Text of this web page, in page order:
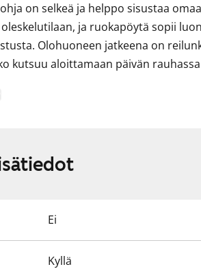
on selkeä ja helppo sisustaa
ja ruokapöytä sopii
Olohuoneen jatkeena on
kutsuu aloittamaan päivän
voit kalustaa
miltä tämä oma koti tuntuu!
Ei
Kyllä